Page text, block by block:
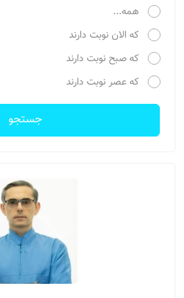
همه...
که الان نوبت دارند
که صبح نوبت دارند
که عصر نوبت دارند
جستجو